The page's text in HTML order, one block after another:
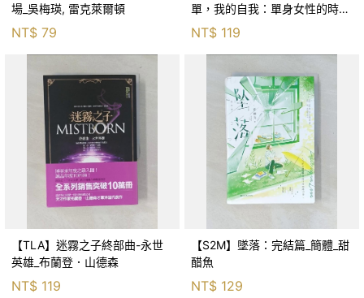
場_吳梅瑛, 雷克萊爾頓
NT$ 79
單，我的自我：單身女性的時代
_簡體_麗蓓嘉·特雷斯特
NT$ 119
【TLA】迷霧之子終部曲-永世
英雄_布蘭登．山德森
NT$ 119
【S2M】墜落：完結篇_簡體_甜
醋魚
NT$ 129